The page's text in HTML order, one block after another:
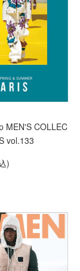
MEN'S COLLEC
vol.133
)